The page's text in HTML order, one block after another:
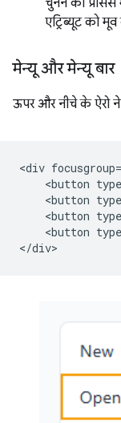
एट्रिब्यूट को
मेन्यू और मेन्यू बार
ऊपर और नीचे के ऐरो
<div
<button
<button
<button
<button